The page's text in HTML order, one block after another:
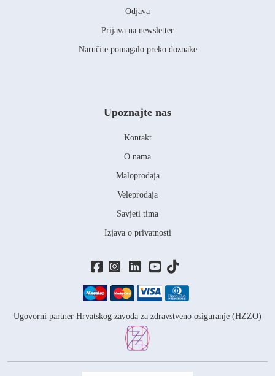
Odjava
Prijava na newsletter
Naručite pomagalo preko doznake
Ugovorni partner Hrvatskog zavoda za zdravstveno osiguranje (HZZO)
Upoznajte nas
Kontakt
O nama
Maloprodaja
Veleprodaja
Savjeti tima
Izjava o privatnosti